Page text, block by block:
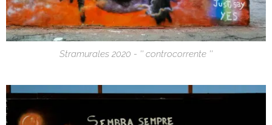
Stramurales 2020 - '' controcorrente ''